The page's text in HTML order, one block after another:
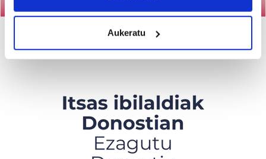
Identify your device by actively scanning it for
specific characteristics (fingerprinting)
Guk eta gure bazkideek zure datu pertsonalak
prozesatzen ditugu, zure IP zenbakia, besteak beste,
teknologia erabiliz, cookieak adibidez, iragarki eta eduki
pertsonalizatuak eskaintzeko, iragarkiak eta edukia
Aukeratu